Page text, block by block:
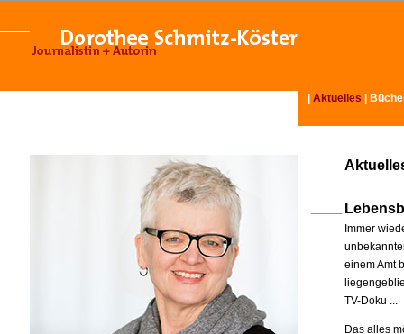
Aktuelles
Immer
einem Amt
TV-Doku ...
Das alles